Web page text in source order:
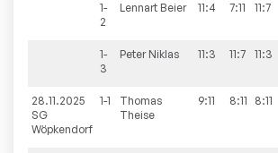
1-
2
Lennart Beier 11:4 7:11 11:7
1-
3
Peter Niklas 11:3 11:7 11:3
28.11.2025
SG
Wöpkendorf
1-1
Thomas
Theise
9:11 8:11 8:11